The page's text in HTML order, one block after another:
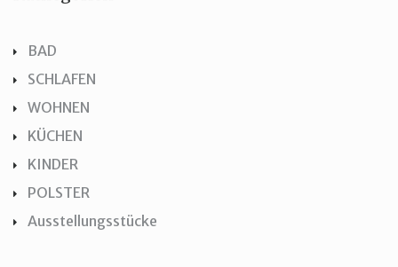
BAD
SCHLAFEN
WOHNEN
KÜCHEN
KINDER
POLSTER
Ausstellungsstücke